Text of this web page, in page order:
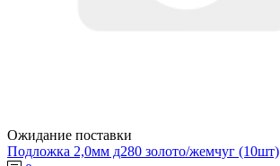
Ожидание поставки
Подложка 2,0мм д280 золото/жемчуг (10шт)